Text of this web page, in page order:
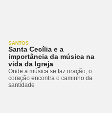
SANTOS
Santa Cecília e a
importância da música na
vida da Igreja
Onde a música se faz oração, o
coração encontra o caminho da
santidade